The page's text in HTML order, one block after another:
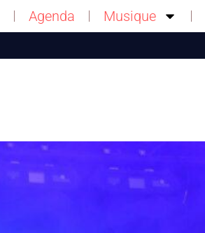
Agenda Musique